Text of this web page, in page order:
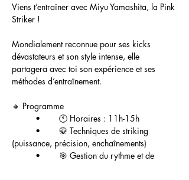
Viens t’entraîner avec Miyu Yamashita, la Pink
Striker !
Mondialement reconnue pour ses kicks
dévastateurs et son style intense, elle
partagera avec toi son expérience et ses
méthodes d’entraînement.
🔸 Programme
	•	🕚 Horaires : 11h-15h
(puissance, précision, enchaînements)